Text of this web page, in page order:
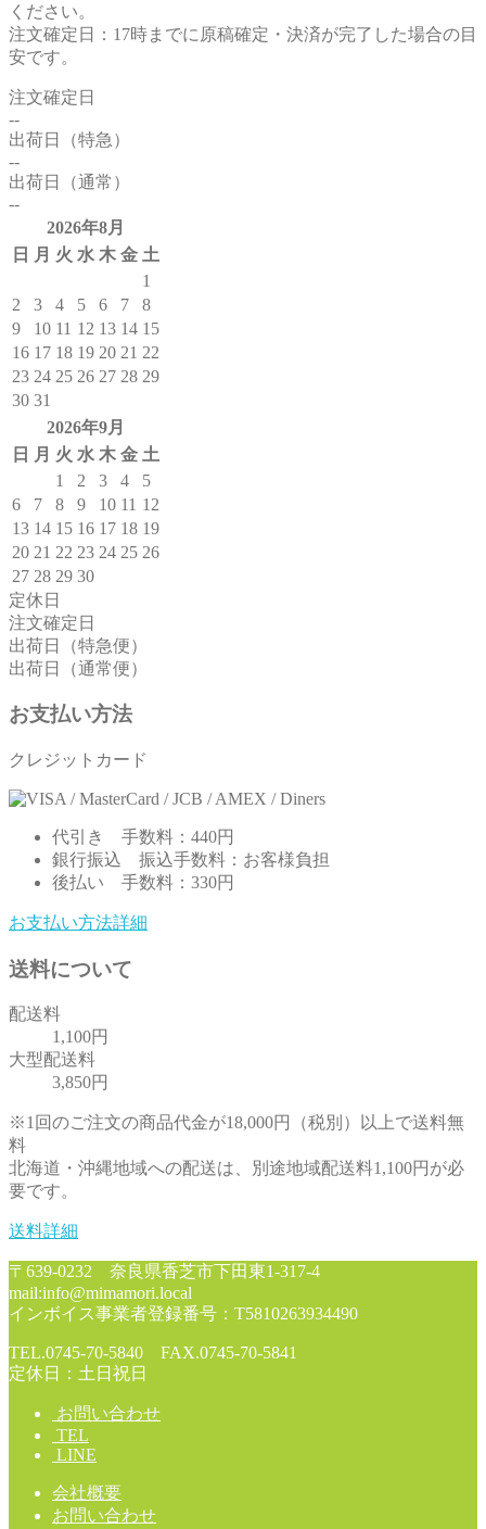
ください。
注文確定日：17時までに原稿確定・決済が完了した場合の目
安です。
注文確定日
--
出荷日（特急）
--
出荷日（通常）
--
2026年8月
日
月 火 水 木 金 土
1
2
3 4 5 6 7
8
9
10 11 12 13 14 15
16 17 18 19 20 21 22
23 24 25 26 27 28 29
30 31
2026年9月
日
月 火 水 木 金 土
1
2 3 4
5
6
7 8 9 10 11 12
13 14 15 16 17 18 19
20 21 22 23 24 25 26
27 28 29 30
定休日
注文確定日
出荷日（特急便）
出荷日（通常便）
お支払い方法
クレジットカード
代引き 手数料：440円
銀行振込 振込手数料：お客様負担
後払い 手数料：330円
お支払い方法詳細
送料について
配送料
1,100円
大型配送料
3,850円
※1回のご注文の商品代金が18,000円（税別）以上で送料無
料
北海道・沖縄地域への配送は、別途地域配送料1,100円が必
要です。
送料詳細
〒639-0232 奈良県香芝市下田東1-317-4
mail:info@mimamori.local
インボイス事業者登録番号：T5810263934490
TEL.0745-70-5840 FAX.0745-70-5841
定休日：土日祝日
お問い合わせ
TEL
LINE
会社概要
お問い合わせ